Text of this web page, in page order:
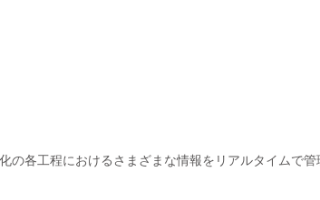
の各工程におけるさまざまな情報をリアルタイムで管